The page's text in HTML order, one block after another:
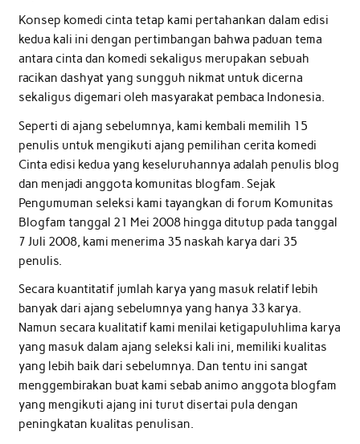
Konsep komedi cinta tetap kami pertahankan dalam edisi
kedua kali ini dengan pertimbangan bahwa paduan tema
antara cinta dan komedi sekaligus merupakan sebuah
racikan dashyat yang sungguh nikmat untuk dicerna
sekaligus digemari oleh masyarakat pembaca Indonesia.
Seperti di ajang sebelumnya, kami kembali memilih 15
penulis untuk mengikuti ajang pemilihan cerita komedi
Cinta edisi kedua yang keseluruhannya adalah penulis blog
dan menjadi anggota komunitas blogfam. Sejak
Pengumuman seleksi kami tayangkan di forum Komunitas
Blogfam tanggal 21 Mei 2008 hingga ditutup pada tanggal
7 Juli 2008, kami menerima 35 naskah karya dari 35
penulis.
Secara kuantitatif jumlah karya yang masuk relatif lebih
banyak dari ajang sebelumnya yang hanya 33 karya.
Namun secara kualitatif kami menilai ketigapuluhlima karya
yang masuk dalam ajang seleksi kali ini, memiliki kualitas
yang lebih baik dari sebelumnya. Dan tentu ini sangat
menggembirakan buat kami sebab animo anggota blogfam
yang mengikuti ajang ini turut disertai pula dengan
peningkatan kualitas penulisan.